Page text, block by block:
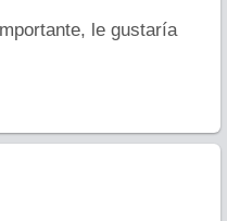
le gustaría